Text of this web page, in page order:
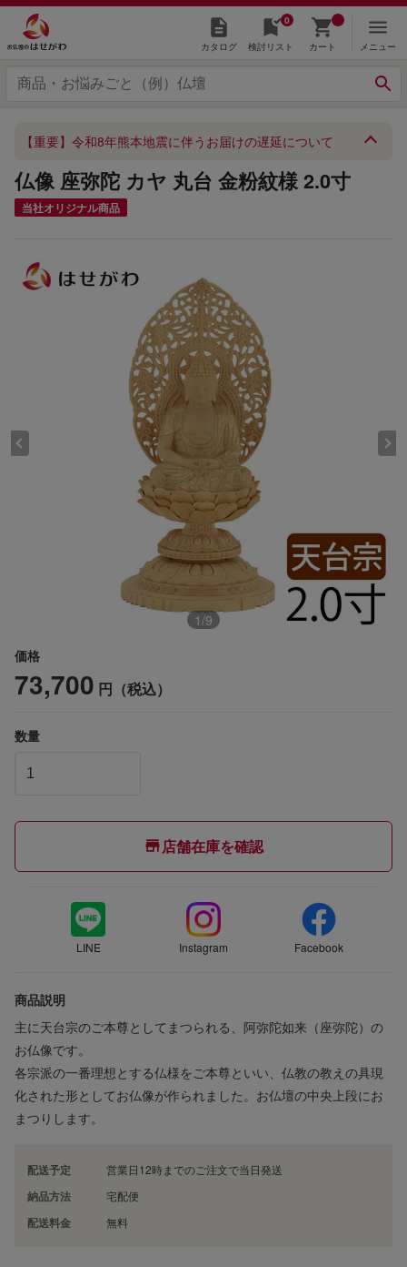
カタログ
0
検討リスト カート メニュー
【重要】令和8年熊本地震に伴うお届けの遅延について
仏像 座弥陀 カヤ 丸台 金粉紋様 2.0寸
当社オリジナル商品
1/9
価格
73,700 円（税込）
数量
店舗在庫を確認
LINE Instagram Facebook
商品説明
主に天台宗のご本尊としてまつられる、阿弥陀如来（座弥陀）の
お仏像です。
各宗派の一番理想とする仏様をご本尊といい、仏教の教えの具現
化された形としてお仏像が作られました。お仏壇の中央上段にお
まつりします。
配送予定 営業日12時までのご注文で当日発送
納品方法 宅配便
配送料金 無料